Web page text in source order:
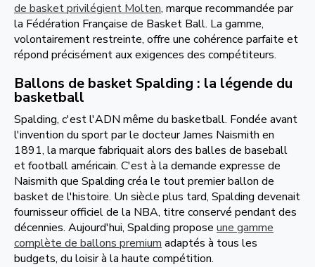
de basket privilégient Molten, marque recommandée par
la Fédération Française de Basket Ball. La gamme,
volontairement restreinte, offre une cohérence parfaite et
répond précisément aux exigences des compétiteurs.
Ballons de basket Spalding : la légende du
basketball
Spalding, c'est l'ADN même du basketball. Fondée avant
l'invention du sport par le docteur James Naismith en
1891, la marque fabriquait alors des balles de baseball
et football américain. C'est à la demande expresse de
Naismith que Spalding créa le tout premier ballon de
basket de l'histoire. Un siècle plus tard, Spalding devenait
fournisseur officiel de la NBA, titre conservé pendant des
décennies. Aujourd'hui, Spalding propose une gamme
complète de ballons premium adaptés à tous les
budgets, du loisir à la haute compétition.